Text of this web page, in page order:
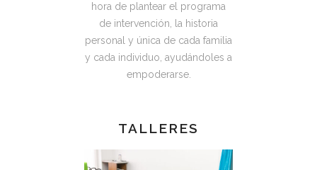
hora de plantear el programa
de intervención, la historia
personal y única de cada familia
y cada individuo, ayudándoles a
empoderarse.
TALLERES